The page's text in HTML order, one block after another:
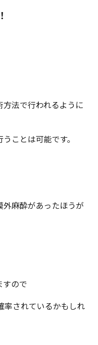
法で行われるように
ことは可能です。
麻酔があったほうが
すので
率されているかもしれ